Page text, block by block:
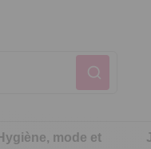
Hygiène, mode et